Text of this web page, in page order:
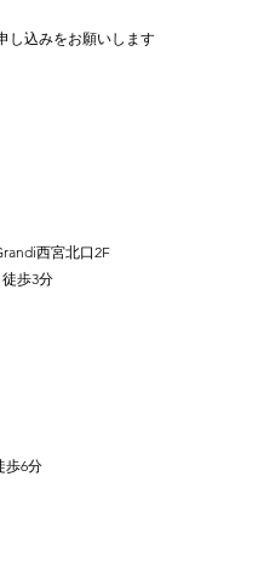
し込みをお願いします
西宮北口2F
歩3分
歩6分